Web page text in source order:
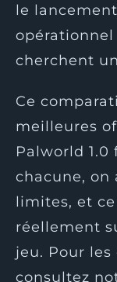
le
cherchent
Ce
meilleures
Palworld 1.0
chacune, on
limites, et
réellement
jeu. Pour
consultez